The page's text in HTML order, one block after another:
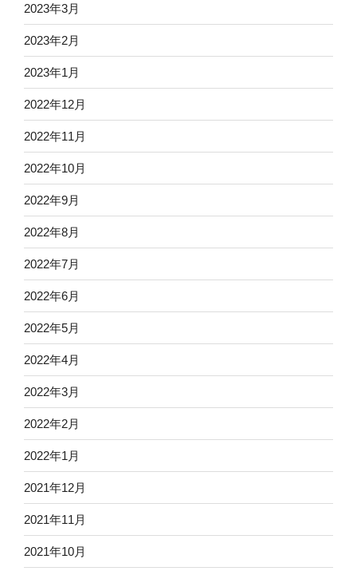
2023年3月
2023年2月
2023年1月
2022年12月
2022年11月
2022年10月
2022年9月
2022年8月
2022年7月
2022年6月
2022年5月
2022年4月
2022年3月
2022年2月
2022年1月
2021年12月
2021年11月
2021年10月